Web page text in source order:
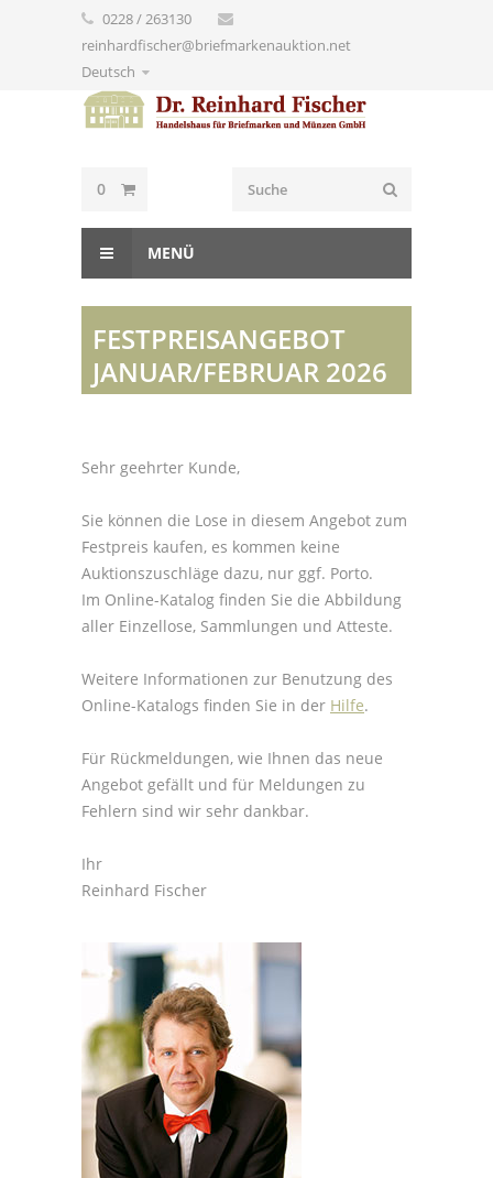
0228 / 263130
reinhardfischer@briefmarkenauktion.net
Deutsch
0
MENÜ
FESTPREISANGEBOT
JANUAR/FEBRUAR 2026
Sehr geehrter Kunde,
Sie können die Lose in diesem Angebot zum
Festpreis kaufen, es kommen keine
Auktionszuschläge dazu, nur ggf. Porto.
Im Online-Katalog finden Sie die Abbildung
aller Einzellose, Sammlungen und Atteste.
Weitere Informationen zur Benutzung des
Online-Katalogs finden Sie in der Hilfe.
Für Rückmeldungen, wie Ihnen das neue
Angebot gefällt und für Meldungen zu
Fehlern sind wir sehr dankbar.
Ihr
Reinhard Fischer